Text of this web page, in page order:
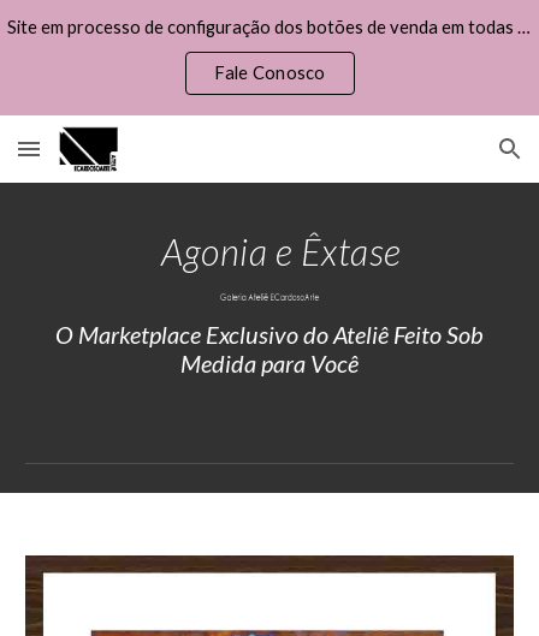
Skip to main content
Site em processo de configuração dos botões de venda em todas as obras disponíveis, por favor, não efetue uma compra.
Fale Conosco
Agonia e Êxtase
O Marketplace Exclusivo do Ateliê Feito Sob
Medida para Você